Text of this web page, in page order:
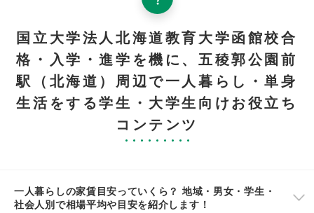
国立大学法人北海道教育大学函館校合
格・入学・進学を機に、五稜郭公園前
駅（北海道）周辺で一人暮らし・単身
生活をする学生・大学生向けお役立ち
コンテンツ
一人暮らしの家賃目安っていくら？ 地域・男女・学生・
社会人別で相場平均や目安を紹介します！